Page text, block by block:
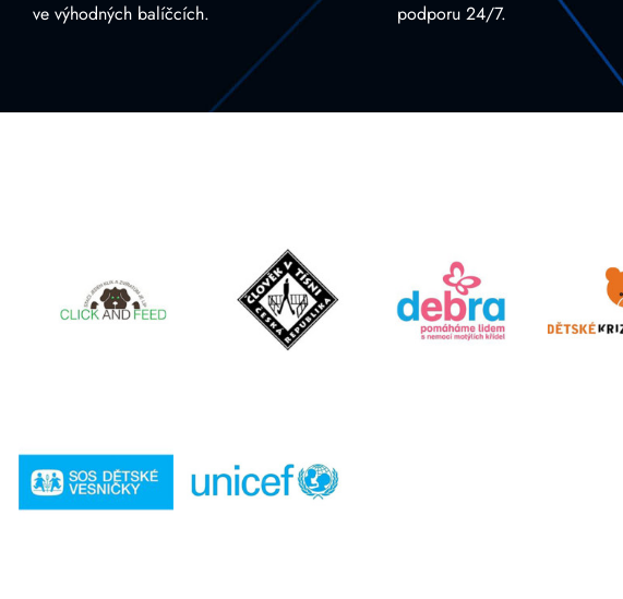
ve výhodných balíčcích.
podporu 24/7.